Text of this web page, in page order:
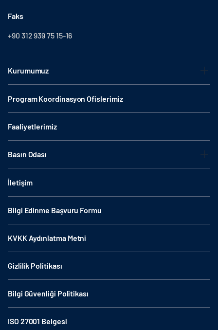
Faks
+90 312 939 75 15-16
Kurumumuz
Program Koordinasyon Ofislerimiz
Faaliyetlerimiz
Basın Odası
İletişim
Bilgi Edinme Başvuru Formu
KVKK Aydınlatma Metni
Gizlilik Politikası
Bilgi Güvenliği Politikası
ISO 27001 Belgesi